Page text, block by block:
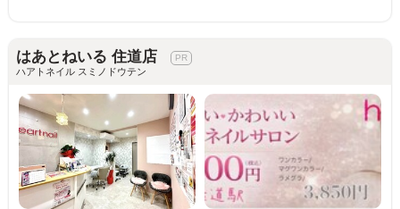
はあとねいる 住道店
ハアトネイル スミノドウテン